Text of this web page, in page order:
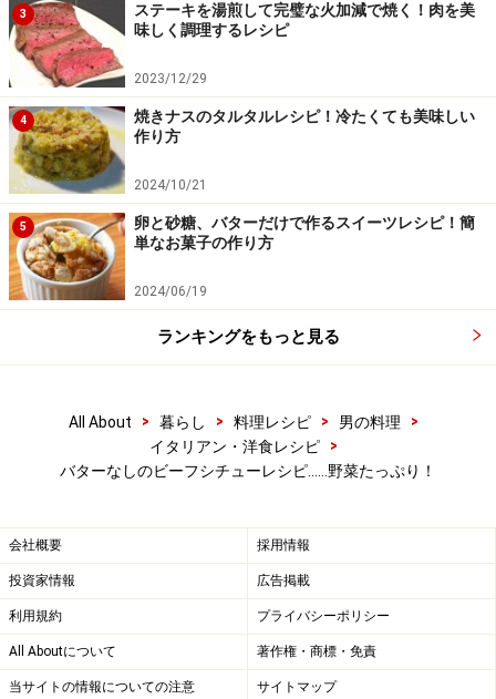
5
赤ワイン、トマト水煮、水、塩、ローリエ、こしょ
うを入れる。
3
ステーキを湯煎して完璧な火加減で焼く！肉を美
味しく調理するレシピ
2023/12/29
4
焼きナスのタルタルレシピ！冷たくても美味しい
作り方
2024/10/21
5
卵と砂糖、バターだけで作るスイーツレシピ！簡
単なお菓子の作り方
2024/06/19
ランキングをもっと見る
All About > 暮らし > 料理レシピ > 男の料理
>
イタリアン・洋食レシピ
>
バターなしのビーフシチューレシピ……野菜たっぷり！
会社概要 採用情報
投資家情報 広告掲載
利用規約 プライバシーポリシー
All Aboutについて 著作権・商標・免責
当サイトの情報についての注意 サイトマップ